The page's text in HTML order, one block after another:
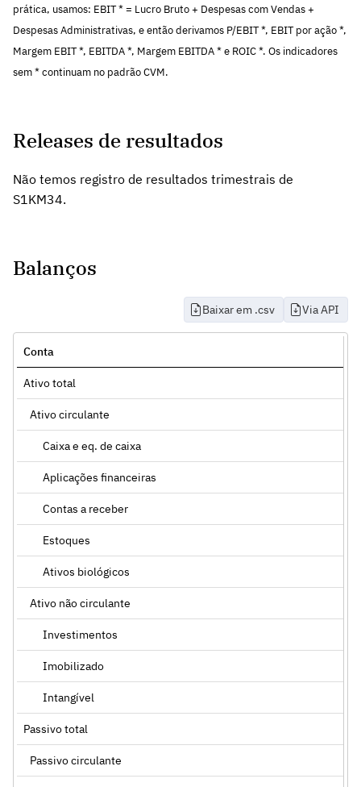
prática, usamos: EBIT * = Lucro Bruto + Despesas com Vendas +
Despesas Administrativas, e então derivamos P/EBIT *, EBIT por ação *,
Margem EBIT *, EBITDA *, Margem EBITDA * e ROIC *. Os indicadores
sem * continuam no padrão CVM.
Releases de resultados
Não temos registro de resultados trimestrais de
S1KM34.
Balanços
Baixar em .csv Via API
Conta
Ativo total
Ativo circulante
Caixa e eq. de caixa
Aplicações financeiras
Contas a receber
Estoques
Ativos biológicos
Ativo não circulante
Investimentos
Imobilizado
Intangível
Passivo total
Passivo circulante